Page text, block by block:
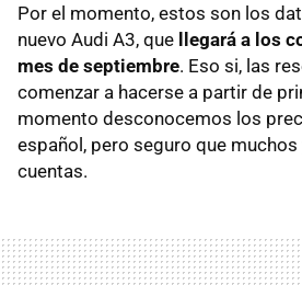
Por el momento, estos son los
nuevo Audi A3, que llegará a los
mes de septiembre. Eso si, las
comenzar a hacerse a partir de
momento desconocemos los
español, pero seguro que
cuentas.